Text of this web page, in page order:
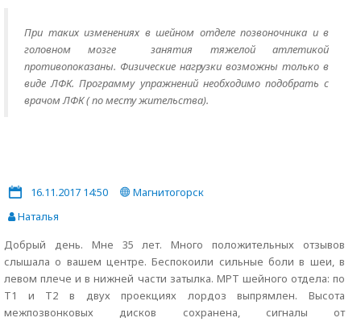
При таких изменениях в шейном отделе позвоночника и в
головном мозге занятия тяжелой атлетикой
противопоказаны. Физические нагрузки возможны только в
виде ЛФК. Программу упражнений необходимо подобрать с
врачом ЛФК ( по месту жительства).
16.11.2017 14:50
Магнитогорск
Наталья
Добрый день. Мне 35 лет. Много положительных отзывов
слышала о вашем центре. Беспокоили сильные боли в шеи, в
левом плече и в нижней части затылка. МРТ шейного отдела: по
Т1 и Т2 в двух проекциях лордоз выпрямлен. Высота
межпозвонковых дисков сохранена, сигналы от